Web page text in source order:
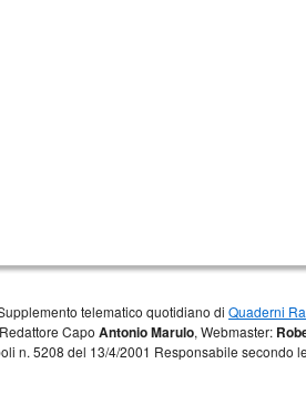
telematico quotidiano di Quaderni
Capo Antonio Marulo, Webmaster:
n. 5208 del 13/4/2001 Responsabile secondo